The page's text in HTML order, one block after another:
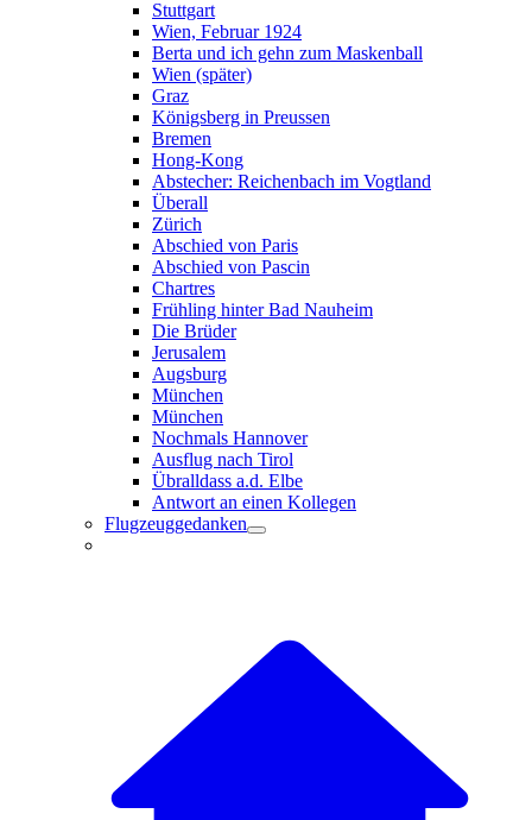
Stuttgart
Wien, Februar 1924
Berta und ich gehn zum Maskenball
Wien (später)
Graz
Königsberg in Preussen
Bremen
Hong-Kong
Abstecher: Reichenbach im Vogtland
Überall
Zürich
Abschied von Paris
Abschied von Pascin
Chartres
Frühling hinter Bad Nauheim
Die Brüder
Jerusalem
Augsburg
München
München
Nochmals Hannover
Ausflug nach Tirol
Übralldass a.d. Elbe
Antwort an einen Kollegen
Flugzeuggedanken